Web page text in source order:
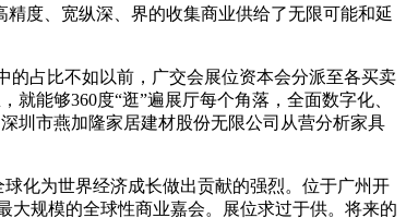
度、宽纵深、界的收集商业供给了无限可能和延
占比不如以前，广交会展位资本会分派至各买卖
能够360度“逛”遍展厅每个角落，全面数字化、
圳市燕加隆家居建材股份无限公司从营分析家具
化为世界经济成长做出贡献的强烈。位于广州开
大规模的全球性商业嘉会。展位求过于供。将来的